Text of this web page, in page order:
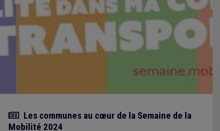
Actualité
Les communes au cœur de la Semaine de la
Mobilité 2024